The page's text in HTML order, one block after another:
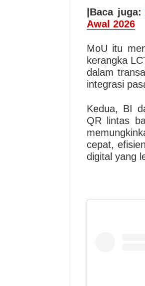
|Baca
Awal 2026
MoU itu
kerangka
dalam
integrasi
Kedua, BI
QR lintas
cepat,
digital yang